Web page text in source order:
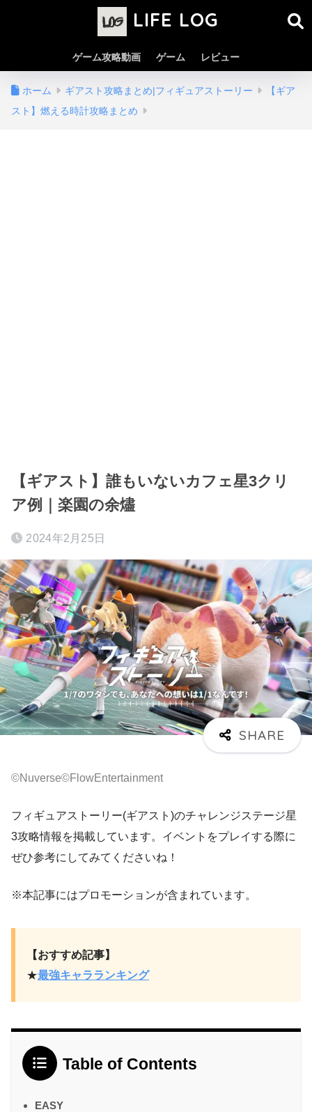
LIFE LOG
ゲーム攻略動画 ゲーム レビュー
ホーム ギアスト攻略まとめ|フィギュアストーリー
【ギア
スト】燃える時計攻略まとめ
【ギアスト】誰もいないカフェ星3クリ
ア例｜楽園の余燼
2024年2月25日
©Nuverse©FlowEntertainment
フィギュアストーリー(ギアスト)のチャレンジステージ星
3攻略情報を掲載しています。イベントをプレイする際に
ぜひ参考にしてみてくださいね！
※本記事にはプロモーションが含まれています。
【おすすめ記事】
★最強キャラランキング
Table of Contents
EASY